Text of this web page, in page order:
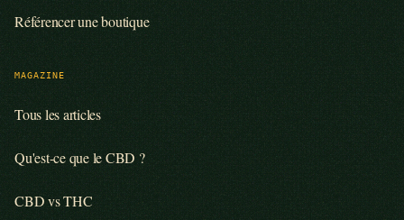
Référencer une boutique
MAGAZINE
Tous les articles
Qu'est-ce que le CBD ?
CBD vs THC